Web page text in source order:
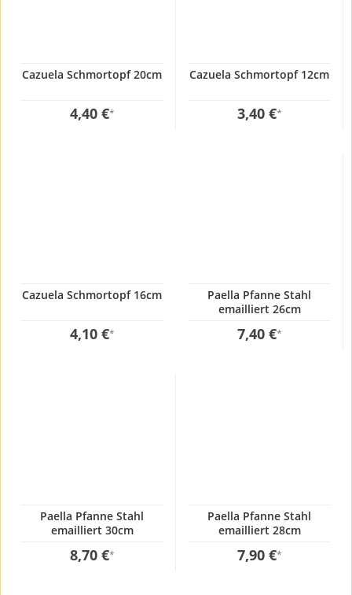
Cazuela Schmortopf 20cm
4,40 €*
Cazuela Schmortopf 12cm
3,40 €*
Cazuela Schmortopf 16cm
4,10 €*
Paella Pfanne Stahl
emailliert 26cm
7,40 €*
Paella Pfanne Stahl
emailliert 30cm
8,70 €*
Paella Pfanne Stahl
emailliert 28cm
7,90 €*